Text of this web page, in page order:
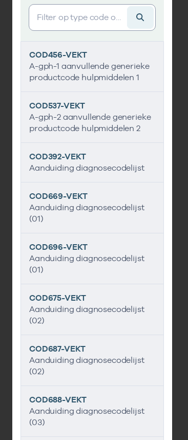
Vind gegevens&shy;element
COD456-VEKT
A-gph-1 aanvullende generieke
productcode hulpmiddelen 1
COD537-VEKT
A-gph-2 aanvullende generieke
productcode hulpmiddelen 2
COD392-VEKT
Aanduiding diagnosecodelijst
COD669-VEKT
Aanduiding diagnosecodelijst
(01)
COD696-VEKT
Aanduiding diagnosecodelijst
(01)
COD675-VEKT
Aanduiding diagnosecodelijst
(02)
COD687-VEKT
Aanduiding diagnosecodelijst
(02)
COD688-VEKT
Aanduiding diagnosecodelijst
(03)